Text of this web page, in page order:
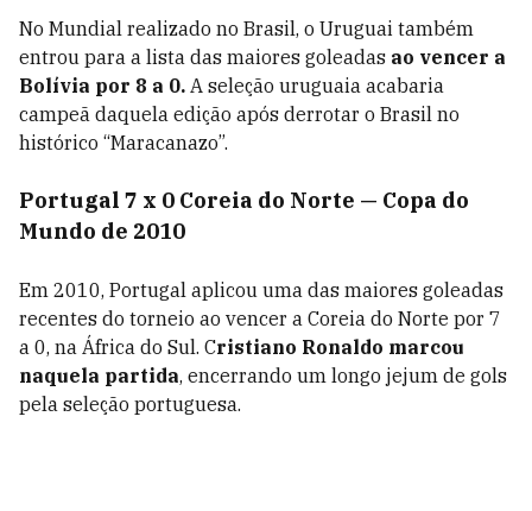
No Mundial realizado no Brasil, o Uruguai também
entrou para a lista das maiores goleadas ao vencer a
Bolívia por 8 a 0. A seleção uruguaia acabaria
campeã daquela edição após derrotar o Brasil no
histórico “Maracanazo”.
Portugal 7 x 0 Coreia do Norte — Copa do
Mundo de 2010
Em 2010, Portugal aplicou uma das maiores goleadas
recentes do torneio ao vencer a Coreia do Norte por 7
a 0, na África do Sul. Cristiano Ronaldo marcou
naquela partida, encerrando um longo jejum de gols
pela seleção portuguesa.